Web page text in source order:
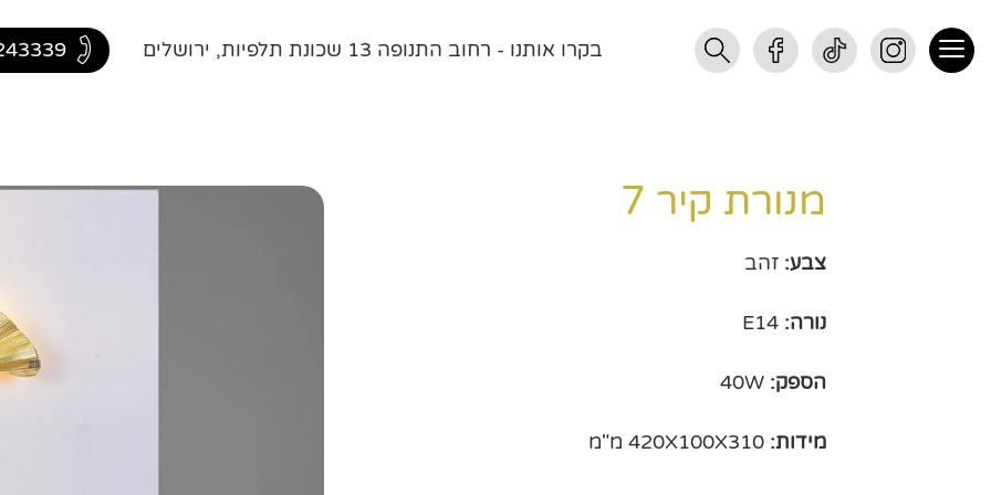
בקרו אותנו - רחוב התנופה 13 שכונת תלפיות, ירושלים
מנורת קיר 7
צבע: זהב
נורה: E14
הספק: 40W
מידות: 420X100X310 מ"מ